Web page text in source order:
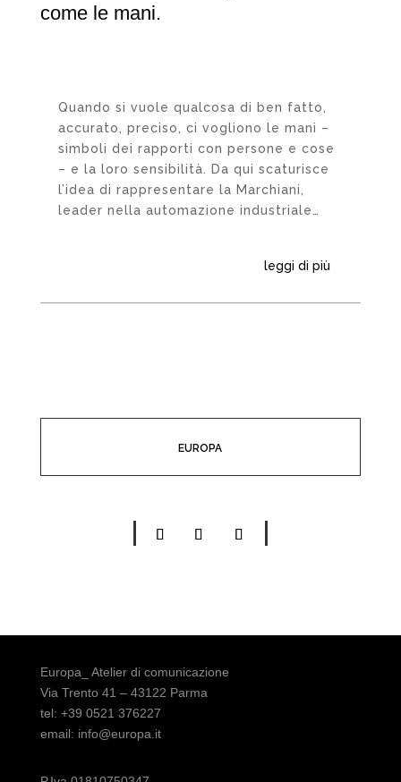
come le mani.
Quando si vuole qualcosa di ben fatto,
accurato, preciso, ci vogliono le mani –
simboli dei rapporti con persone e cose
– e la loro sensibilità. Da qui scaturisce
l’idea di rappresentare la Marchiani,
leader nella automazione industriale…
leggi di più
EUROPA
Europa_ Atelier di comunicazione
Via Trento 41 – 43122 Parma
tel: +39 0521 376227
email: info@europa.it